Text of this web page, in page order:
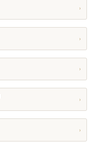
›
›
›
›
›